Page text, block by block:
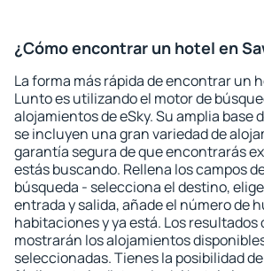
¿Cómo encontrar un hotel en
La forma más rápida de encontrar un
Lunto es utilizando el motor de
alojamientos de eSky. Su amplia base
se incluyen una gran variedad de
garantía segura de que encontrarás
estás buscando. Rellena los campos
búsqueda - selecciona el destino,
entrada y salida, añade el número de
habitaciones y ya está. Los resultados
mostrarán los alojamientos
seleccionadas. Tienes la posibilidad